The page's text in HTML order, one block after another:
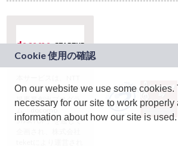
ドコモグループの新
規事業創出プログラ
ム「docomo
STARTUP」を通じて
On our website we use some cookies.
necessary for our site to work properly
information about how our site is used.